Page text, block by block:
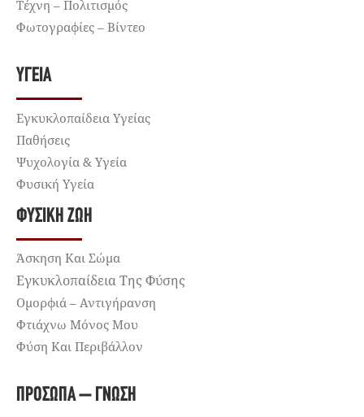
Τέχνη – Πολιτισμός
Φωτογραφίες – Βίντεο
ΥΓΕΊΑ
Εγκυκλοπαίδεια Υγείας
Παθήσεις
Ψυχολογία & Υγεία
Φυσική Υγεία
ΦΥΣΙΚΉ ΖΩΉ
Άσκηση Και Σώμα
Εγκυκλοπαίδεια Της Φύσης
Ομορφιά – Αντιγήρανση
Φτιάχνω Μόνος Μου
Φύση Και Περιβάλλον
ΠΡΌΣΩΠΑ – ΓΝΏΣΗ